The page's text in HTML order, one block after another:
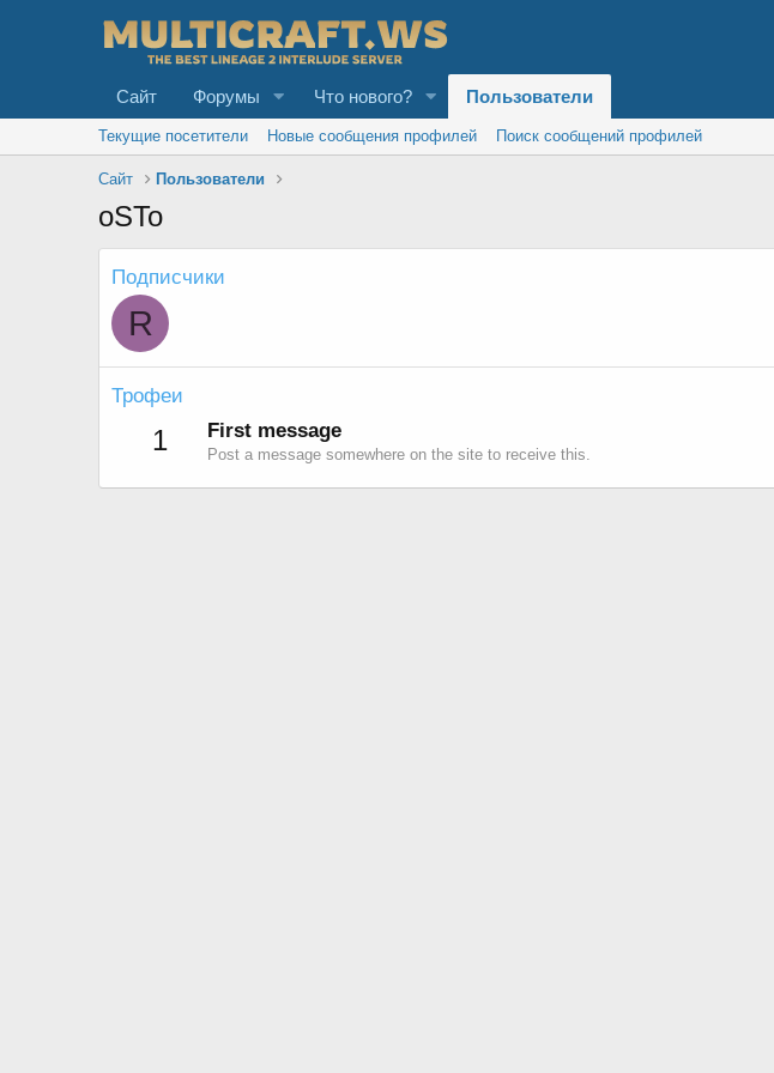
Сайт Форумы Что нового? Пользователи
Текущие посетители Новые сообщения профилей Поиск сообщений профилей
Сайт Пользователи
oSTo
Подписчики
R
Трофеи
1 First message
Post a message somewhere on the site to receive this.